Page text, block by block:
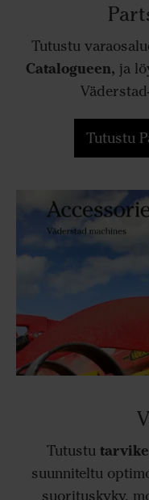
Tutustu
Catalogueen, ja
Tutustu
Tutustu
suunniteltu
suorituskyky,